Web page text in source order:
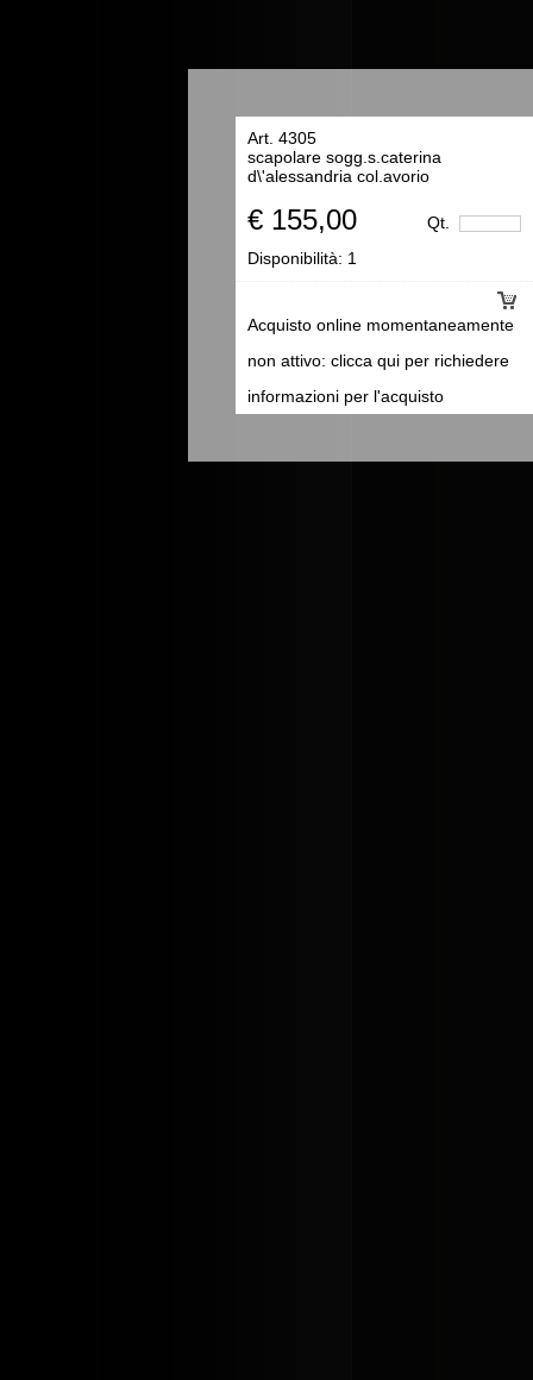
Art. 4305
scapolare sogg.s.caterina
d\'alessandria col.avorio
€ 155,00 Qt.
Acquisto online momentaneamente
non attivo: clicca qui per richiedere
informazioni per l'acquisto
Disponibilità: 1